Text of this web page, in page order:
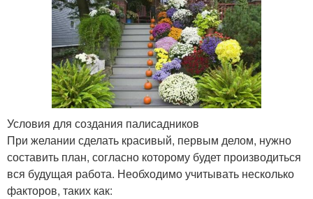
Условия для создания палисадников
При желании сделать красивый, первым делом, нужно
составить план, согласно которому будет производиться
вся будущая работа. Необходимо учитывать несколько
факторов, таких как: